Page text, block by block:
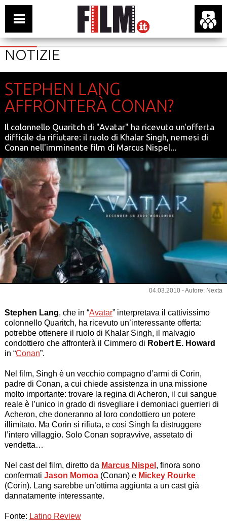
NOTIZIE
STEPHEN LANG
AFFRONTERÀ CONAN?
Il colonnello Quaritch di "Avatar" ha ricevuto un'offerta
difficile da rifiutare: il ruolo di Khalar Singh, nemesi di
Conan nell'imminente film di Marcus Nispel...
04.03.2010 - Autore: Nexta
Stephen Lang, che in “Avatar” interpretava il cattivissimo
colonnello Quaritch, ha ricevuto un’interessante offerta:
potrebbe ottenere il ruolo di Khalar Singh, il malvagio
condottiero che affronterà il Cimmero di Robert E. Howard
in “Conan”.
Nel film, Singh è un vecchio compagno d’armi di Corin,
padre di Conan, a cui chiede assistenza in una missione
molto importante: trovare la regina di Acheron, il cui sangue
reale è l’unico in grado di risvegliare i demoniaci guerrieri di
Acheron, che doneranno al loro condottiero un potere
illimitato. Ma Corin si rifiuta, e così Singh fa distruggere
l’intero villaggio. Solo Conan sopravvive, assetato di
vendetta…
Nel cast del film, diretto da Marcus Nispel , finora sono
confermati Jason Momoa(Conan) e Mickey Rourke
(Corin). Lang sarebbe un’ottima aggiunta a un cast già
dannatamente interessante.
Fonte: Latino Review